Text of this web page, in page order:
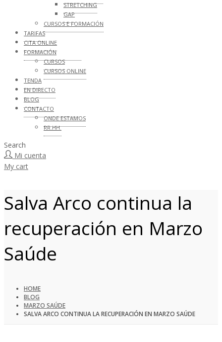
STRETCHING
GAP
CURSOS E FORMACIÓN
TARIFAS
CITA ONLINE
FORMACIÓN
CURSOS
CURSOS ONLINE
TENDA
EN DIRECTO
BLOG
CONTACTO
ONDE ESTAMOS
RR.HH.
Search
Mi cuenta
My cart
Salva Arco continua la
recuperación en Marzo
Saúde
HOME
BLOG
MARZO SAÚDE
SALVA ARCO CONTINUA LA RECUPERACIÓN EN MARZO SAÚDE